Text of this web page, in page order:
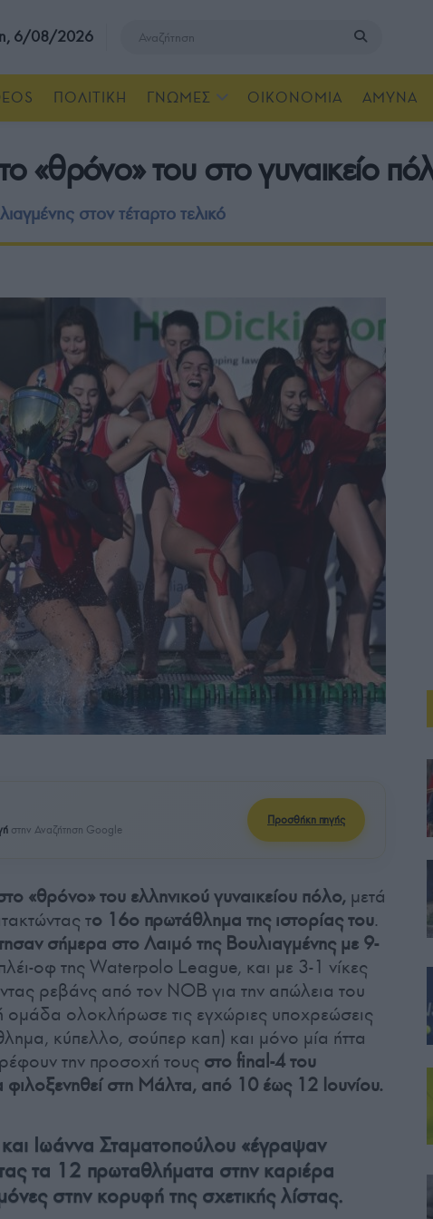
6/08/2026
ΠΟΛΙΤΙΚΗ ΓΝΩΜΕΣ ΟΙΚΟΝΟΜΙΑ ΑΜΥΝΑ
«θρόνο» του στο γυναικείο
στον τέταρτο τελικό
στην Αναζήτηση Google
Προσθήκη πηγής
«θρόνο» του ελληνικού γυναικείου πόλο, μετά
το 16ο πρωτάθλημα της ιστορίας του.
σήμερα στο Λαιμό της Βουλιαγμένης με 9-
οφ της Waterpolo League, και με 3-1 νίκες
ρεβάνς από τον ΝΟΒ για την απώλεια του
ομάδα ολοκλήρωσε τις εγχώριες υποχρεώσεις
κύπελλο, σούπερ καπ) και μόνο μία ήττα
την προσοχή τους στο final-4 του
στη Μάλτα, από 10 έως 12 Ιουνίου.
Ιωάννα Σταματοπούλου «έγραψαν
τα 12 πρωταθλήματα στην καριέρα
στην κορυφή της σχετικής λίστας.